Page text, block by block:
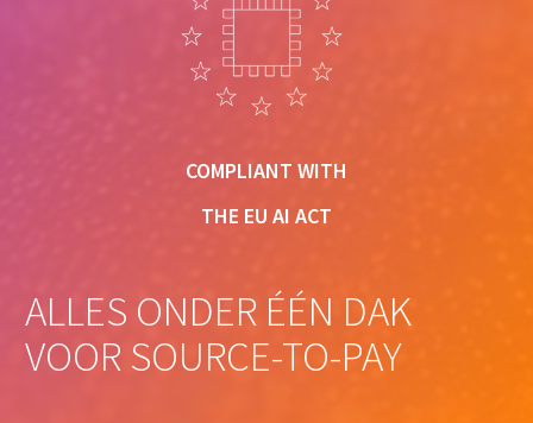
CONTROL OVER AI
COMPLIANT WITH
THE EU AI ACT
ALLES ONDER ÉÉN DAK
VOOR SOURCE-TO-PAY